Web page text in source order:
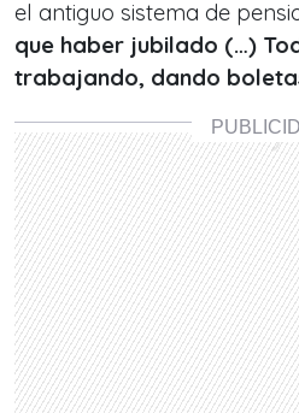
el antiguo sistema de
que haber jubilado (…)
trabajando, dando